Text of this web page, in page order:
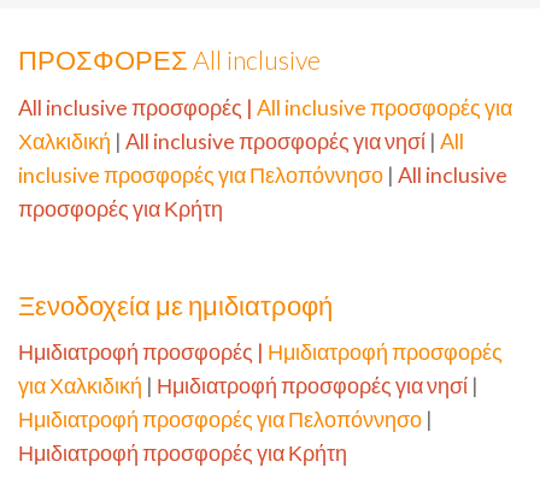
ΠΡΟΣΦΟΡΕΣ All inclusive
All inclusive προσφορές | All inclusive προσφορές για
Χαλκιδική | All inclusive προσφορές για νησί | All
inclusive προσφορές για Πελοπόννησο | All inclusive
προσφορές για Κρήτη
Ξενοδοχεία με ημιδιατροφή
Ημιδιατροφή προσφορές | Ημιδιατροφή προσφορές
για Χαλκιδική | Ημιδιατροφή προσφορές για νησί |
Ημιδιατροφή προσφορές για Πελοπόννησο |
Ημιδιατροφή προσφορές για Κρήτη